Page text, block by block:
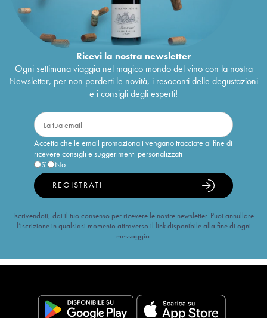
Ricevi la nostra newsletter
Ogni settimana viaggia nel magico mondo del vino con la nostra
Newsletter, per non perderti le novità, i resoconti delle degustazioni
e i consigli degli esperti!
Accetto che le email promozionali vengano tracciate al fine di
ricevere consigli e suggerimenti personalizzati
Sì
No
REGISTRATI
Iscrivendoti, dai il tuo consenso per ricevere le nostre newsletter. Puoi annullare
l’iscrizione in qualsiasi momento attraverso il link disponibile alla fine di ogni
messaggio.